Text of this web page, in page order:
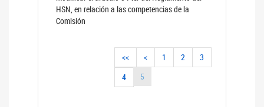
HSN, en relación a las competencias de la
Comisión
<< < 1 2
3
4
5